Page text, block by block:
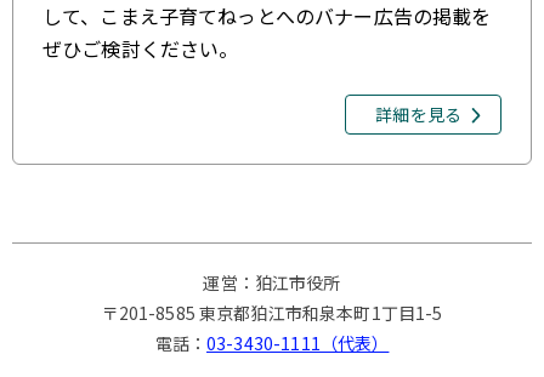
して、こまえ子育てねっとへのバナー広告の掲載を
ぜひご検討ください。
詳細を見る
運営：狛江市役所
〒201-8585 東京都狛江市和泉本町1丁目1-5
電話：03-3430-1111（代表）